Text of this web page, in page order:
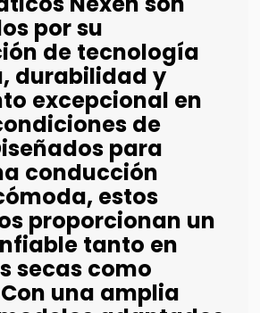
por su
de tecnología
durabilidad y
excepcional en
de
para
conducción
estos
proporcionan un
tanto en
secas como
una amplia